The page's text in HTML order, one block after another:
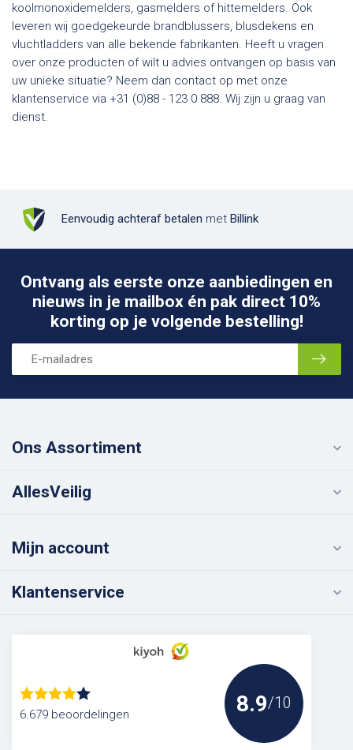
koolmonoxidemelders, gasmelders of hittemelders. Ook
leveren wij goedgekeurde brandblussers, blusdekens en
vluchtladders van alle bekende fabrikanten. Heeft u vragen
over onze producten of wilt u advies ontvangen op basis van
uw unieke situatie? Neem dan contact op met onze
klantenservice via +31 (0)88 - 123 0 888. Wij zijn u graag van
dienst.
Eenvoudig achteraf betalen met Billink
Ontvang als eerste onze aanbiedingen en
nieuws in je mailbox én pak direct 10%
korting op je volgende bestelling!
Ons Assortiment
AllesVeilig
Mijn account
Klantenservice
6.679 beoordelingen 8.9/10